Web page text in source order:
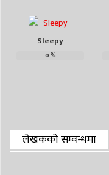
Sleepy
0%
लेखकको सम्वन्धमा